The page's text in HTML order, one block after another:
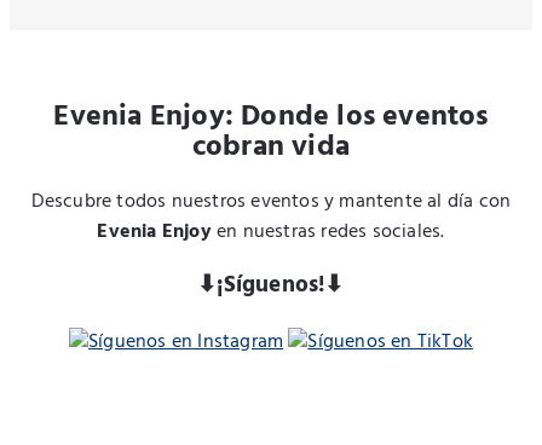
Evenia Enjoy: Donde los eventos
cobran vida
Descubre todos nuestros eventos y mantente al día con
Evenia Enjoyen nuestras redes sociales.
⬇︎¡Síguenos!⬇︎